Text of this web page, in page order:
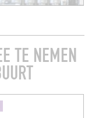
TE NEMEN